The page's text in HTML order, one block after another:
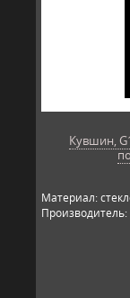
Кувшин,
Материал:
Производитель: